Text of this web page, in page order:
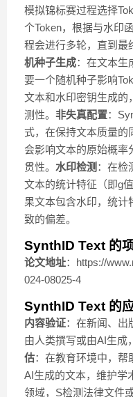
模拟锦标赛过程选择
个Token，根据与水印
程会进行多轮，直到最
机种子生成：在文本生
要一个随机种子影响
文本和水印密钥生成的
测性。 非失真配置：
式，在保持文本质量的
会影响文本的原始概率
贯性。 水印检测 ：在检
文本的统计特征（即g
果文本包含水印，统计
致的偏差。
SynthID Text 的
论文地址：https://
024-08025-4
SynthID Text 的
内容验证：在新闻、出
由人类撰写或由AI生成
估：在教育环境中，帮
AI生成的文本，维护学
领域，S检测法律文件